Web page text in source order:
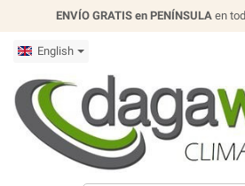
ENVÍO GRATIS en PENÍNSULA en
English